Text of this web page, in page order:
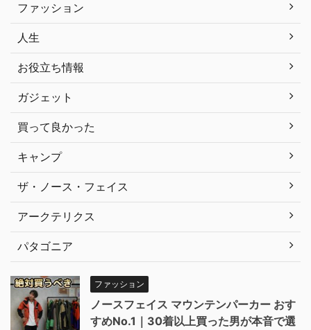
ファッション
人生
お役立ち情報
ガジェット
買って良かった
キャンプ
ザ・ノース・フェイス
アークテリクス
パタゴニア
ファッション
ノースフェイス マウンテンパーカー おす
すめNo.1｜30着以上買った男が本音で選